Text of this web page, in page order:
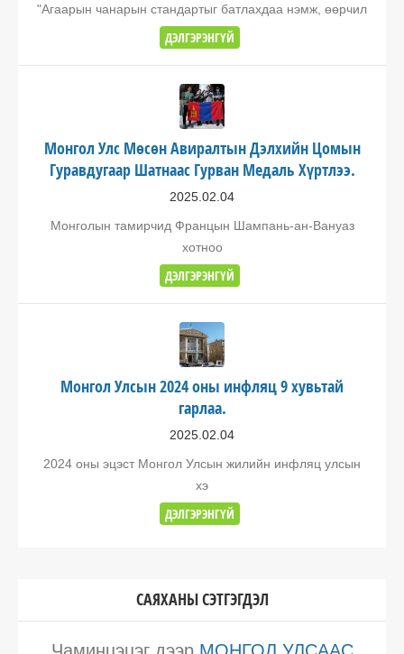
"Агаарын чанарын стандартыг батлахдаа нэмж, өөрчил
ДЭЛГЭРЭНГҮЙ
Монгол Улс Мөсөн Авиралтын Дэлхийн Цомын
Гуравдугаар Шатнаас Гурван Медаль Хүртлээ.
2025.02.04
Монголын тамирчид Францын Шампань-ан-Вануаз
хотноо
ДЭЛГЭРЭНГҮЙ
Монгол Улсын 2024 оны инфляц 9 хувьтай
гарлаа.
2025.02.04
2024 оны эцэст Монгол Улсын жилийн инфляц улсын
хэ
ДЭЛГЭРЭНГҮЙ
САЯХАНЫ СЭТГЭГДЭЛ